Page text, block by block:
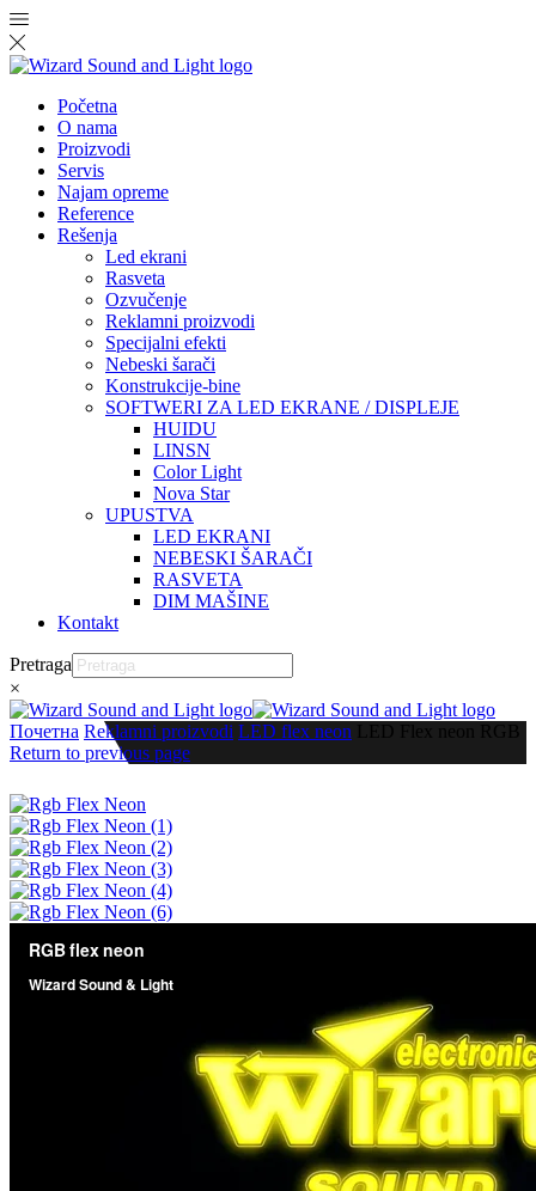
Početna
O nama
Proizvodi
Servis
Najam opreme
Reference
Rešenja
Led ekrani
Rasveta
Ozvučenje
Reklamni proizvodi
Specijalni efekti
Nebeski šarači
Konstrukcije-bine
SOFTWERI ZA LED EKRANE / DISPLEJE
HUIDU
LINSN
Color Light
Nova Star
UPUSTVA
LED EKRANI
NEBESKI ŠARAČI
RASVETA
DIM MAŠINE
Kontakt
Pretraga
×
Почетна Reklamni proizvodi LED flex neon LED Flex neon RGB
Return to previous page